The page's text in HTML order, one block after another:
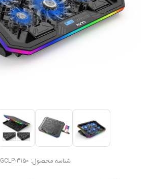
شناسه محصول:GCLP-3150